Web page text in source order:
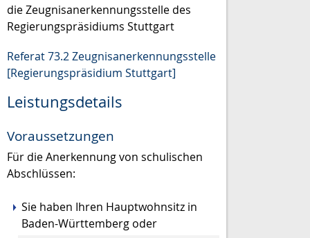
die Zeugnisanerkennungsstelle des
Regierungspräsidiums Stuttgart
Referat 73.2 Zeugnisanerkennungsstelle
[Regierungspräsidium Stuttgart]
Leistungsdetails
Voraussetzungen
Für die Anerkennung von schulischen
Abschlüssen:
Sie haben Ihren Hauptwohnsitz in
Baden-Württemberg oder